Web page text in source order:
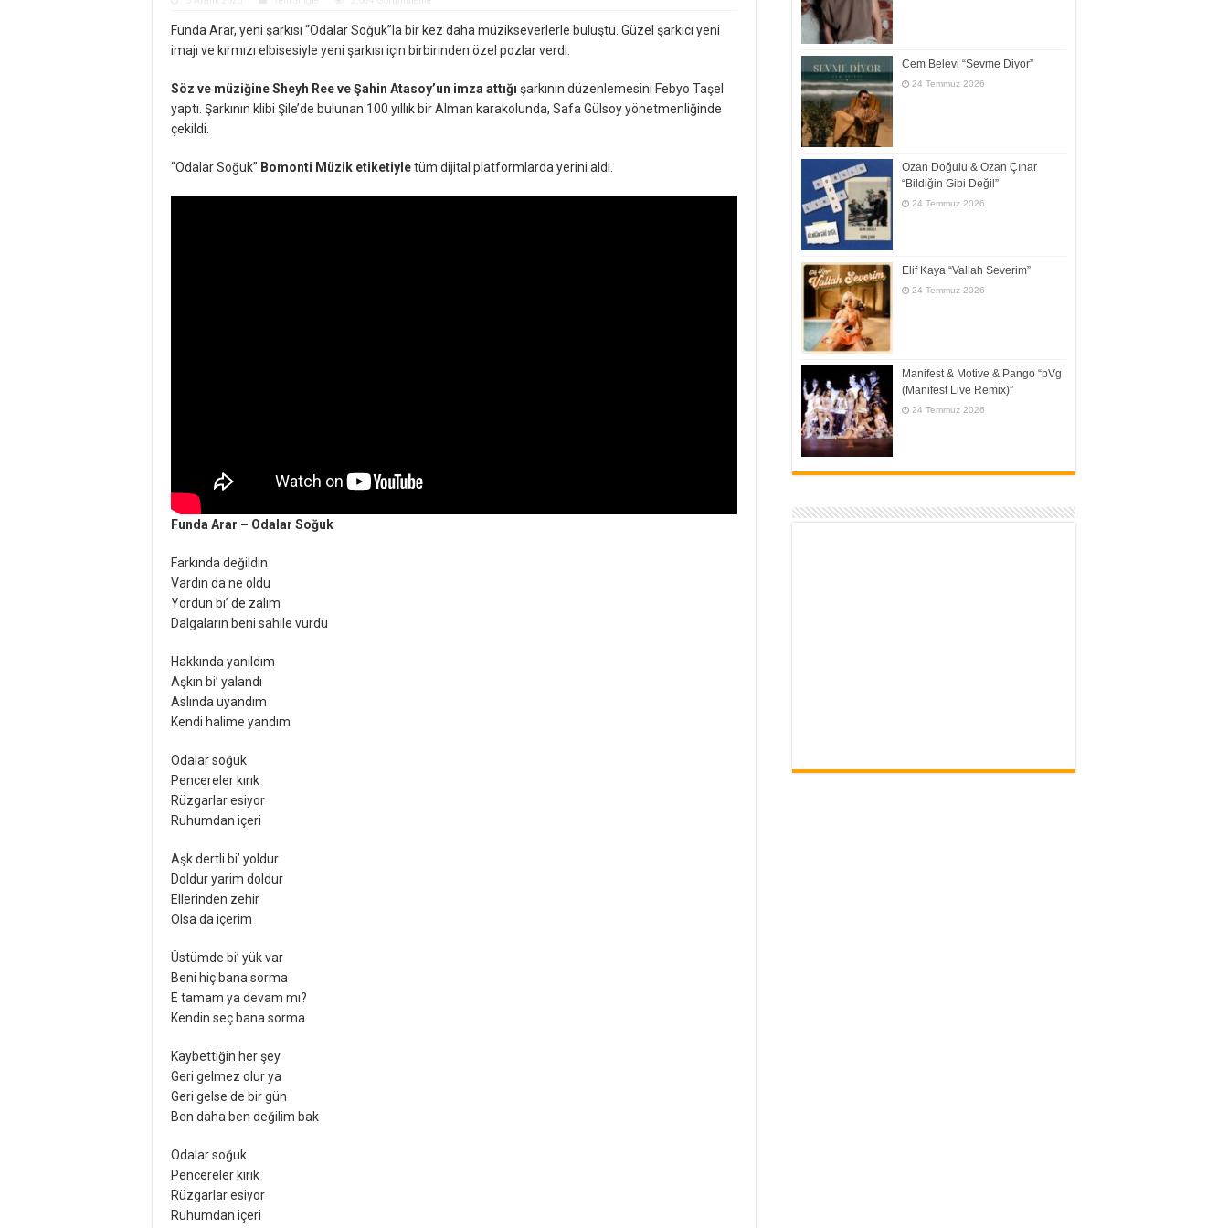
Funda Arar, yeni şarkısı “Odalar Soğuk”la bir kez daha müzikseverlerle buluştu. Güzel şarkıcı yeni
imajı ve kırmızı elbisesiyle yeni şarkısı için birbirinden özel pozlar verdi.
Söz ve müziğine Sheyh Ree ve Şahin Atasoy’un imza attığı şarkının düzenlemesini Febyo Taşel
yaptı. Şarkının klibi Şile’de bulunan 100 yıllık bir Alman karakolunda, Safa Gülsoy yönetmenliğinde
çekildi.
“Odalar Soğuk” Bomonti Müzik etiketiyletüm dijital platformlarda yerini aldı.
Funda Arar – Odalar Soğuk
Farkında değildin
Vardın da ne oldu
Yordun bi’ de zalim
Dalgaların beni sahile vurdu
Hakkında yanıldım
Aşkın bi’ yalandı
Aslında uyandım
Kendi halime yandım
Odalar soğuk
Pencereler kırık
Rüzgarlar esiyor
Ruhumdan içeri
Aşk dertli bi’ yoldur
Doldur yarim doldur
Ellerinden zehir
Olsa da içerim
Üstümde bi’ yük var
Beni hiç bana sorma
E tamam ya devam mı?
Kendin seç bana sorma
Kaybettiğin her şey
Geri gelmez olur ya
Geri gelse de bir gün
Ben daha ben değilim bak
Odalar soğuk
Pencereler kırık
Rüzgarlar esiyor
Ruhumdan içeri
Cem Belevi “Sevme Diyor”
24 Temmuz 2026
Ozan Doğulu & Ozan Çınar
“Bildiğin Gibi Değil”
24 Temmuz 2026
Elif Kaya “Vallah Severim”
24 Temmuz 2026
Manifest & Motive & Pango “pVg
(Manifest Live Remix)”
24 Temmuz 2026